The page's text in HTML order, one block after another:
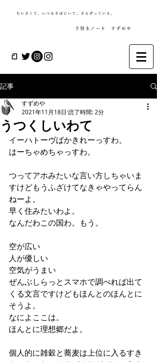
記事
うつくしいわて
すずめや
2021年11月18日 読了時間: 2分
イーハトーヴばかきれーっすわ。
はーちゃめちゃっすわ。
つってアホみたいな言い方しちゃいま
すけどもうふざけてなきゃやってらん
ねーよ。
早く住みたいわよ。
なんだわこの国わ。もう。
空が広い
人が優しい
空気がうまい
ぜんぶしらっとスマホで調べれば出て
くる文言ですけどもほんとのほんとに
そうよ。
なによここは。
ほんとに理想郷だよ。
個人的に雑穀と蕎麦は上位に入るすき